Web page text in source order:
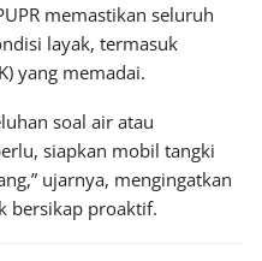
memastikan seluruh
layak, termasuk
yang memadai.
soal air atau
siapkan mobil tangki
ujarnya, mengingatkan
bersikap proaktif.